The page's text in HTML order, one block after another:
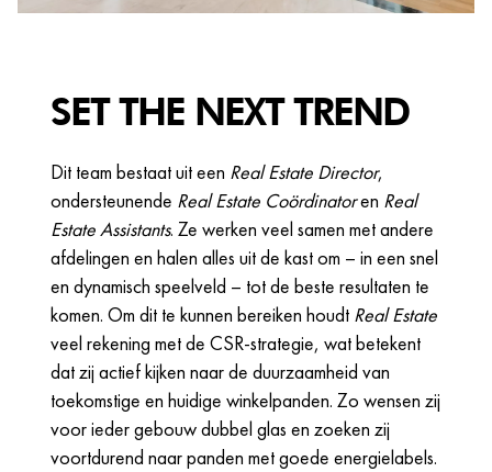
SET THE NEXT TREND
Dit team bestaat uit een Real Estate Director,
ondersteunende Real Estate Coördinatoren Real
Estate Assistants. Ze werken veel samen met andere
afdelingen en halen alles uit de kast om – in een snel
en dynamisch speelveld – tot de beste resultaten te
komen. Om dit te kunnen bereiken houdt Real Estate
veel rekening met de CSR-strategie, wat betekent
dat zij actief kijken naar de duurzaamheid van
toekomstige en huidige winkelpanden. Zo wensen zij
voor ieder gebouw dubbel glas en zoeken zij
voortdurend naar panden met goede energielabels.